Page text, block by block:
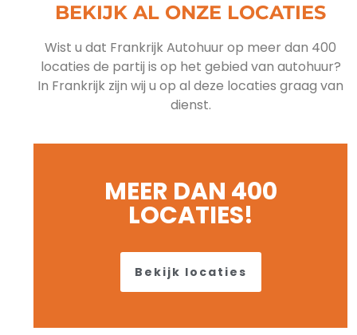
BEKIJK AL ONZE LOCATIES
Wist u dat Frankrijk Autohuur op meer dan 400
locaties de partij is op het gebied van autohuur?
In Frankrijk zijn wij u op al deze locaties graag van
dienst.
MEER DAN 400
LOCATIES!
Bekijk locaties